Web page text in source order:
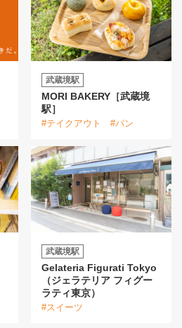
武蔵境駅
MORI BAKERY［武蔵境
駅］
#テイクアウト #パン
武蔵境駅
Gelateria Figurati Tokyo
（ジェラテリア フィグー
ラティ東京）
#スイーツ